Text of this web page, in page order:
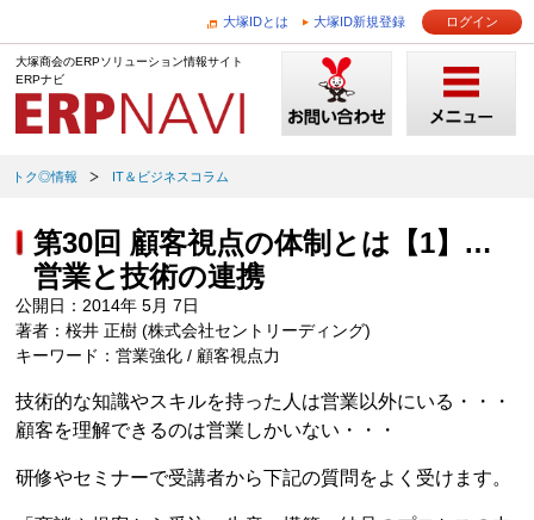
大塚IDとは 大塚ID新規登録 ログイン
大塚商会のERPソリューション情報サイト
ERPナビ
トク◎情報 IT＆ビジネスコラム
第30回 顧客視点の体制とは【1】…
営業と技術の連携
公開日：2014年 5月 7日
著者：桜井 正樹 (株式会社セントリーディング)
キーワード：営業強化 / 顧客視点力
技術的な知識やスキルを持った人は営業以外にいる・・・
顧客を理解できるのは営業しかいない・・・
研修やセミナーで受講者から下記の質問をよく受けます。